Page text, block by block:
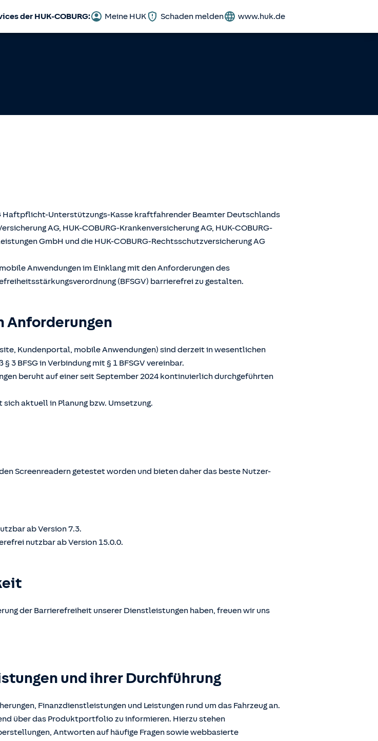
der HUK-COBURG: Meine HUK Schaden melden www.huk.de
Haftpflicht-Unterstützungs-Kasse kraftfahrender Beamter Deutschlands
AG, HUK-COBURG-Krankenversicherung AG, HUK-COBURG-
GmbH und die HUK-COBURG-Rechtsschutzversicherung AG
Anwendungen im Einklang mit den Anforderungen des
(BFSGV) barrierefrei zu gestalten.
Anforderungen
Kundenportal, mobile Anwendungen) sind derzeit in wesentlichen
3 BFSG in Verbindung mit § 1 BFSGV vereinbar.
beruht auf einer seit September 2024 kontinuierlich durchgeführten
aktuell in Planung bzw. Umsetzung.
Screenreadern getestet worden und bieten daher das beste Nutzer-
ab Version 7.3.
nutzbar ab Version 15.0.0.
der Barrierefreiheit unserer Dienstleistungen haben, freuen wir uns
und ihrer Durchführung
Finanzdienstleistungen und Leistungen rund um das Fahrzeug an.
über das Produktportfolio zu informieren. Hierzu stehen
Antworten auf häufige Fragen sowie webbasierte